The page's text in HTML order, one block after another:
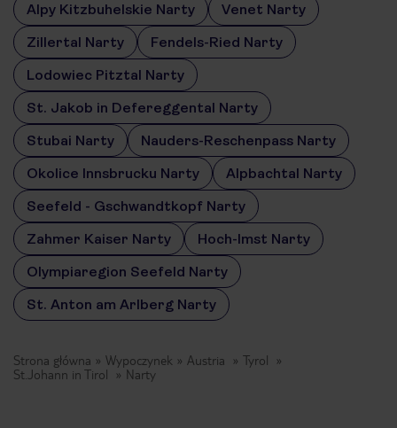
Alpy Kitzbuhelskie Narty
Venet Narty
Zillertal Narty
Fendels-Ried Narty
Lodowiec Pitztal Narty
St. Jakob in Defereggental Narty
Stubai Narty
Nauders-Reschenpass Narty
Okolice Innsbrucku Narty
Alpbachtal Narty
Seefeld - Gschwandtkopf Narty
Zahmer Kaiser Narty
Hoch-Imst Narty
Olympiaregion Seefeld Narty
St. Anton am Arlberg Narty
Strona główna Wypoczynek Austria
Tyrol
St.Johann in Tirol
Narty